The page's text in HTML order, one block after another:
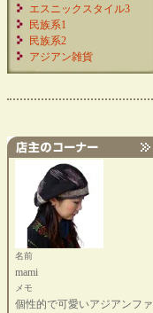
エスニックスタイル3
民族系1
民族系2
アジアン雑貨
名前
mami
メモ
個性的で可愛いアジアンファ